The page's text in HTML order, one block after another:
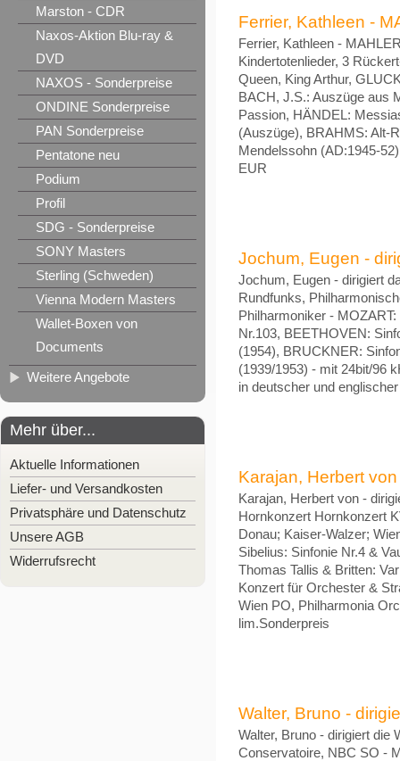
Marston - CDR
Naxos-Aktion Blu-ray &
DVD
NAXOS - Sonderpreise
ONDINE Sonderpreise
PAN Sonderpreise
Pentatone neu
Podium
Profil
SDG - Sonderpreise
SONY Masters
Sterling (Schweden)
Vienna Modern Masters
Wallet-Boxen von
Documents
Weitere Angebote
Mehr über...
Aktuelle Informationen
Liefer- und Versandkosten
Privatsphäre und Datenschutz
Unsere AGB
Widerrufsrecht
Ferrier, Kathleen -
Ferrier, Kathleen -
Kindertotenlieder, 3
Queen, King Arthur,
BACH, J.S.: Auszüge aus
Passion, HÄNDEL:
(Auszüge), BRAHMS: Alt-
Mendelssohn (AD:1945-
EUR
Jochum, Eugen -
Jochum, Eugen - dirigiert
Rundfunks,
Philharmoniker -
Nr.103, BEETHOVEN:
(1954), BRUCKNER:
(1939/1953) - mit 24bit/96
in deutscher und
Karajan, Herbert
Karajan, Herbert von -
Hornkonzert Hornkonzert
Donau; Kaiser-Walzer;
Sibelius: Sinfonie Nr.4 &
Thomas Tallis & Britten:
Konzert für Orchester &
Wien PO, Philharmonia
lim.Sonderpreis
Walter, Bruno -
Walter, Bruno - dirigiert die
Conservatoire, NBC SO -